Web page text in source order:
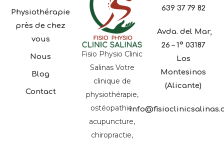
Physiothérapie
près de chez
vous
Nous
Blog
Contact
Fisio Physio Clinic
Salinas Votre
clinique de
physiothérapie,
ostéopathie,
acupuncture,
chiropractie,
639 37 79 82
Avda. del Mar,
26 – 1º 03187
Los
Montesinos
(Alicante)